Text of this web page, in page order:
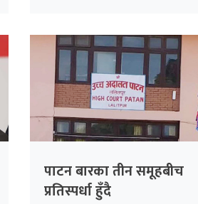
पाटन बारका तीन समूहबीच
प्रतिस्पर्धा हुँदै